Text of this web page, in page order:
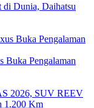
Dunia, Daihatsu
Buka Pengalaman